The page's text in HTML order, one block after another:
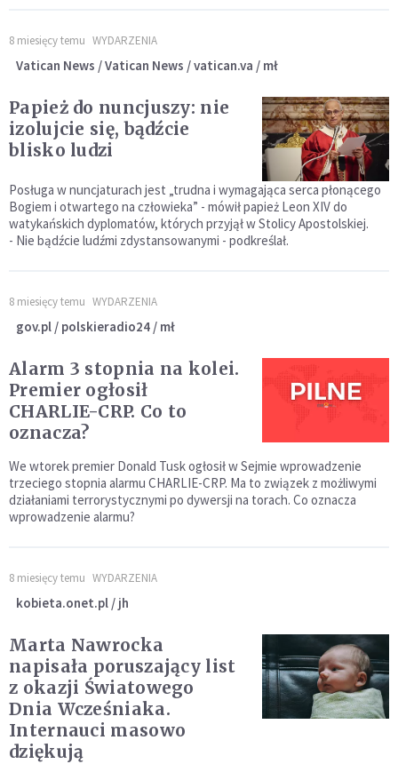
8 miesięcy temu WYDARZENIA
Vatican News / Vatican News / vatican.va / mł
Papież do nuncjuszy: nie
izolujcie się, bądźcie
blisko ludzi
Posługa w nuncjaturach jest „trudna i wymagająca serca płonącego
Bogiem i otwartego na człowieka” - mówił papież Leon XIV do
watykańskich dyplomatów, których przyjął w Stolicy Apostolskiej.
- Nie bądźcie ludźmi zdystansowanymi - podkreślał.
8 miesięcy temu WYDARZENIA
gov.pl / polskieradio24 / mł
Alarm 3 stopnia na kolei.
Premier ogłosił
CHARLIE-CRP. Co to
oznacza?
We wtorek premier Donald Tusk ogłosił w Sejmie wprowadzenie
trzeciego stopnia alarmu CHARLIE-CRP. Ma to związek z możliwymi
działaniami terrorystycznymi po dywersji na torach. Co oznacza
wprowadzenie alarmu?
8 miesięcy temu WYDARZENIA
kobieta.onet.pl / jh
Marta Nawrocka
napisała poruszający list
z okazji Światowego
Dnia Wcześniaka.
Internauci masowo
dziękują